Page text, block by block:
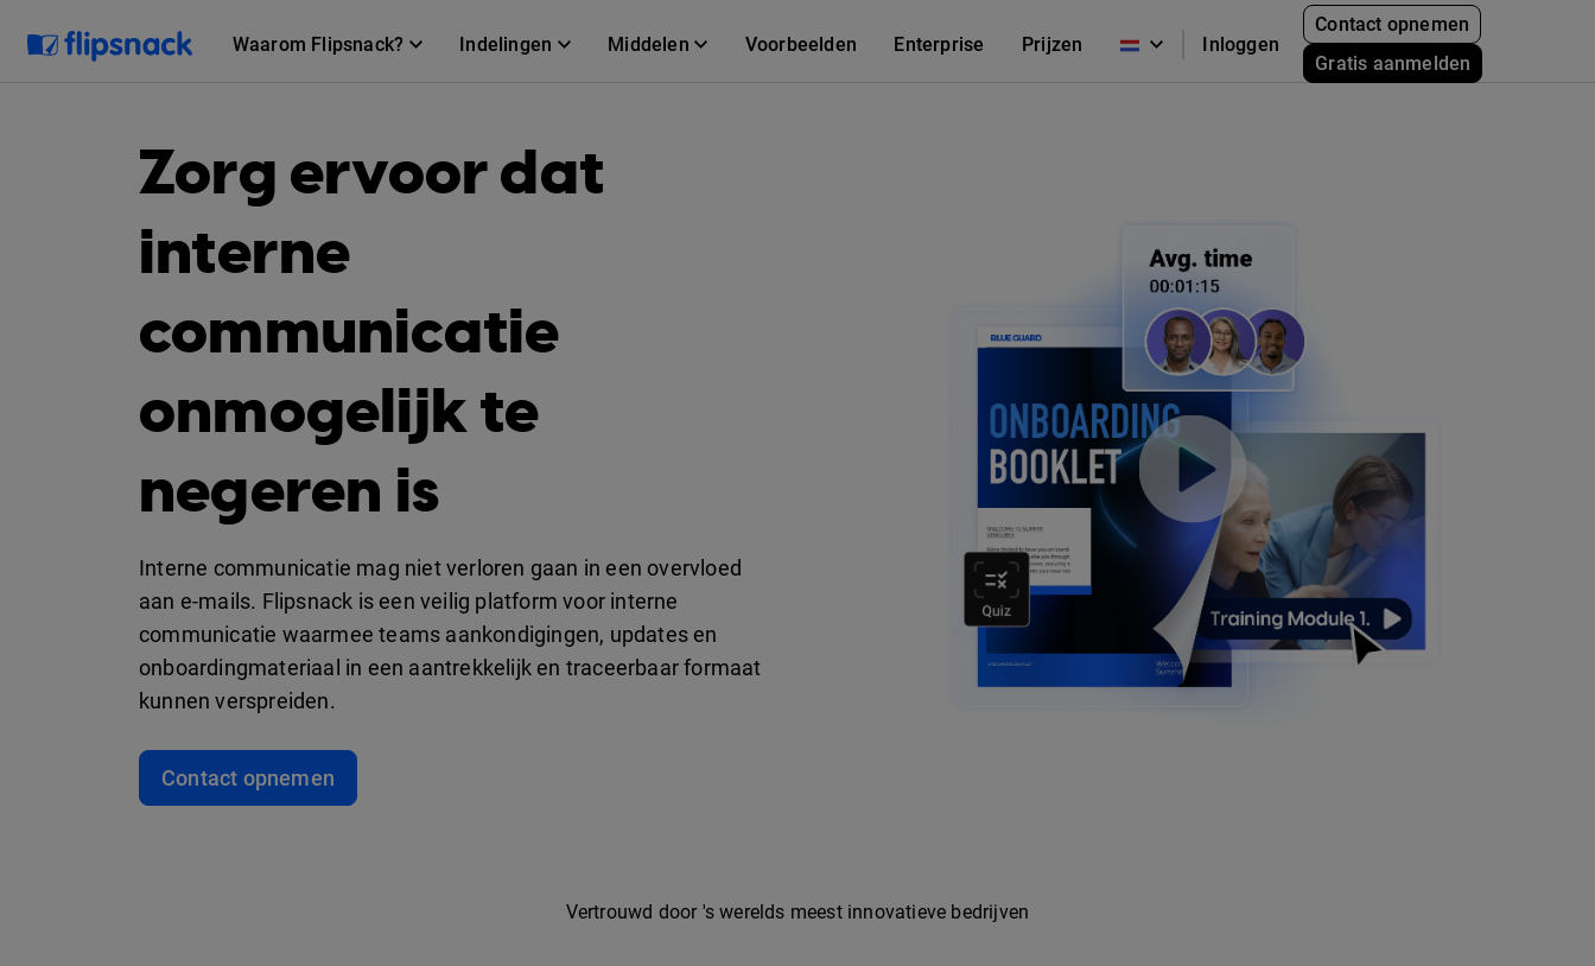
Waarom Flipsnack? Indelingen Middelen Voorbeelden Enterprise Prijzen Inloggen
Contact opnemen
Gratis aanmelden
Zorg ervoor dat
interne
communicatie
onmogelijk te
negeren is
Interne communicatie mag niet verloren gaan in een overvloed
aan e-mails. Flipsnack is een veilig platform voor interne
communicatie waarmee teams aankondigingen, updates en
onboardingmateriaal in een aantrekkelijk en traceerbaar formaat
kunnen verspreiden.
Contact opnemen
Vertrouwd door 's werelds meest innovatieve bedrijven